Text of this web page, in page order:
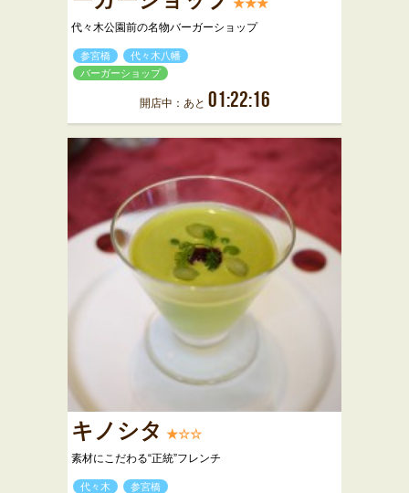
★★★
代々木公園前の名物バーガーショップ
参宮橋
代々木八幡
バーガーショップ
開店中：あと 01:22:16
キノシタ ★☆☆
素材にこだわる“正統”フレンチ
代々木
参宮橋